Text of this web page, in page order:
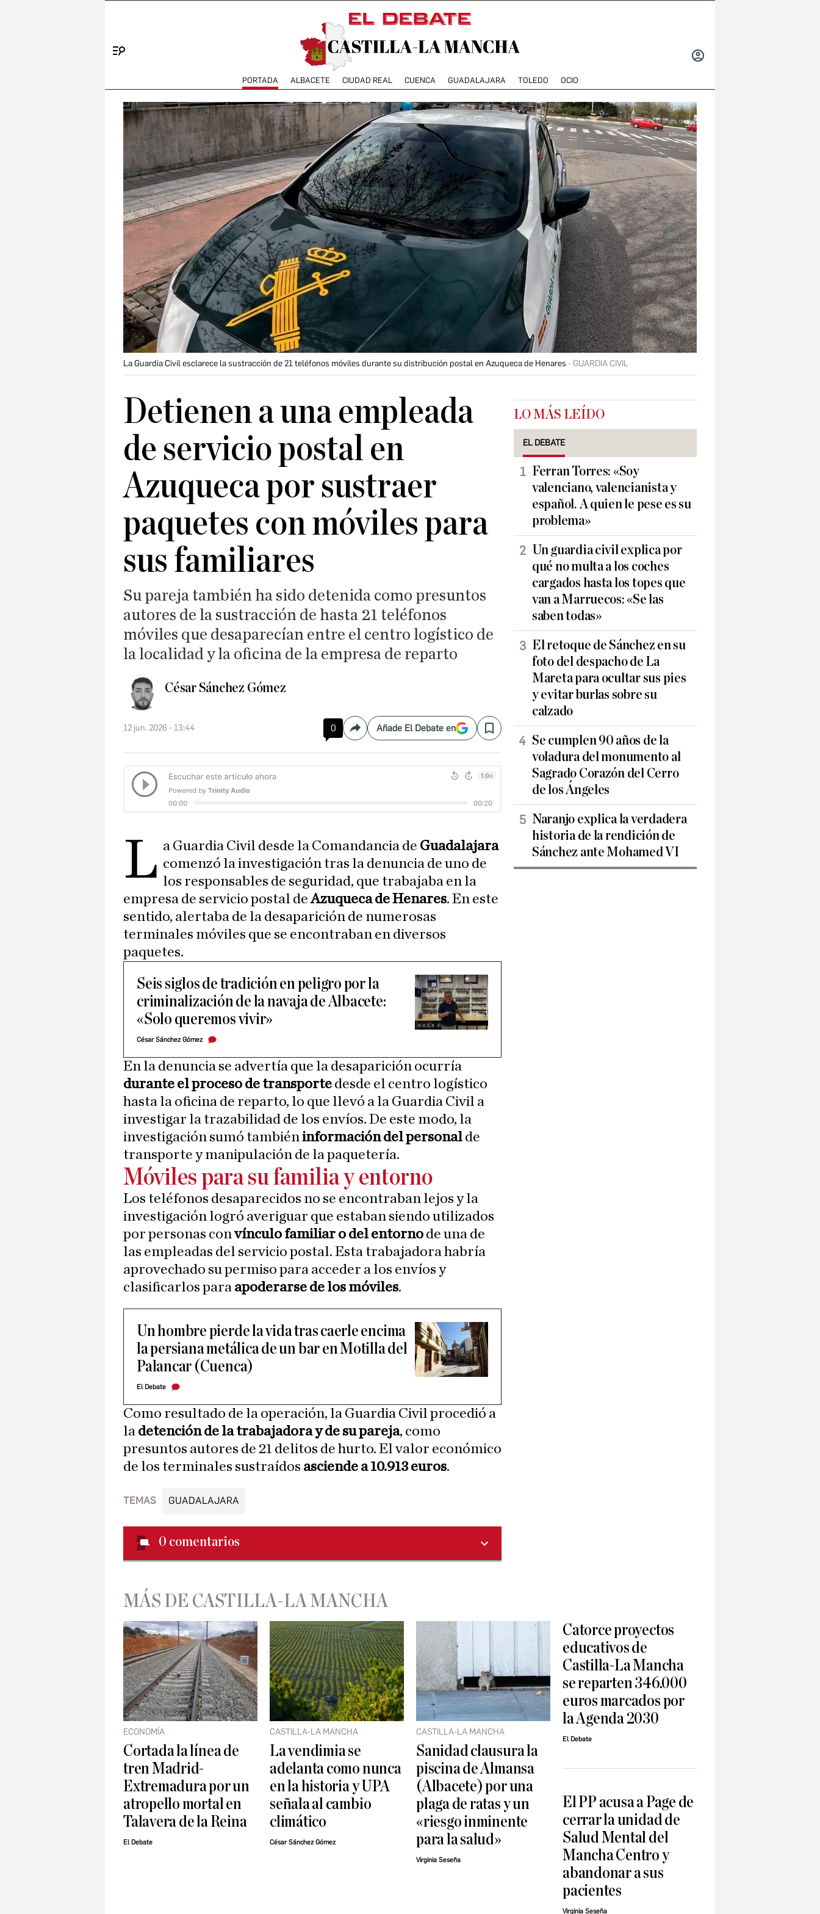
PORTADA ALBACETE CIUDAD REAL CUENCA GUADALAJARA TOLEDO OCIO
La Guardia Civil esclarece la sustracción de 21 teléfonos móviles durante su distribución postal en Azuqueca de Henares GUARDIA CIVIL
Detienen a una empleada
de servicio postal en
Azuqueca por sustraer
paquetes con móviles para
sus familiares
Su pareja también ha sido detenida como presuntos
autores de la sustracción de hasta 21 teléfonos
móviles que desaparecían entre el centro logístico de
la localidad y la oficina de la empresa de reparto
César Sánchez Gómez
12 jun. 2026 - 13:44 0 CompartirAñade El Debate en Save
L a Guardia Civil desde la Comandancia de Guadalajara
comenzó la investigación tras la denuncia de uno de
los responsables de seguridad, que trabajaba en la
empresa de servicio postal deAzuqueca de Henares. En este
sentido, alertaba de la desaparición de numerosas
terminales móviles que se encontraban en diversos
paquetes.
Seis siglos de tradición en peligro por la
criminalización de la navaja de Albacete:
«Solo queremos vivir»
César Sánchez Gómez
En la denuncia se advertía que la desaparición ocurría
durante el proceso de transporte desde el centro logístico
hasta la oficina de reparto, lo que llevó a la Guardia Civil a
investigar la trazabilidad de los envíos. De este modo, la
investigación sumó tambiéninformación del personal de
transporte y manipulación de la paquetería.
Móviles para su familia y entorno
Los teléfonos desaparecidos no se encontraban lejos y la
investigación logró averiguar que estaban siendo utilizados
por personas convínculo familiar o del entorno de una de
las empleadas del servicio postal. Esta trabajadora habría
aprovechado su permiso para acceder a los envíos y
clasificarlos para apoderarse de los móviles.
Un hombre pierde la vida tras caerle encima
la persiana metálica de un bar en Motilla del
Palancar (Cuenca)
El Debate
Como resultado de la operación, la Guardia Civil procedió a
la detención de la trabajadora y de su pareja, como
presuntos autores de 21 delitos de hurto. El valor económico
de los terminales sustraídos asciende a 10.913 euros.
TEMAS GUADALAJARA
0 comentarios
LO MÁS LEÍDO
EL DEBATE
Ferran Torres: «Soy
valenciano, valencianista y
español. A quien le pese es su
problema»
Un guardia civil explica por
qué no multa a los coches
cargados hasta los topes que
van a Marruecos: «Se las
saben todas»
El retoque de Sánchez en su
foto del despacho de La
Mareta para ocultar sus pies
y evitar burlas sobre su
calzado
Se cumplen 90 años de la
voladura del monumento al
Sagrado Corazón del Cerro
de los Ángeles
Naranjo explica la verdadera
historia de la rendición de
Sánchez ante Mohamed VI
MÁS DE CASTILLA-LA MANCHA
ECONOMÍA
Cortada la línea de
tren Madrid-
Extremadura por un
atropello mortal en
Talavera de la Reina
El Debate
CASTILLA-LA MANCHA
La vendimia se
adelanta como nunca
en la historia y UPA
señala al cambio
climático
César Sánchez Gómez
CASTILLA-LA MANCHA
Sanidad clausura la
piscina de Almansa
(Albacete) por una
plaga de ratas y un
«riesgo inminente
para la salud»
Virginia Seseña
Catorce proyectos
educativos de
Castilla-La Mancha
se reparten 346.000
euros marcados por
la Agenda 2030
El Debate
El PP acusa a Page de
cerrar la unidad de
Salud Mental del
Mancha Centro y
abandonar a sus
pacientes
Virginia Seseña